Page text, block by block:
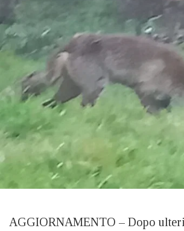
AGGIORNAMENTO – Dopo